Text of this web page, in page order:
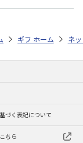
典返し 選べる国産
し 法要・香典返し
お祝い・贈りもの
ギフト通販 お
ホーム ネ
づく表記について
ちら